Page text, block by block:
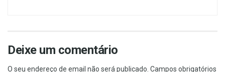
Deixe um comentário
O seu endereço de email não será publicado. Campos obrigatórios